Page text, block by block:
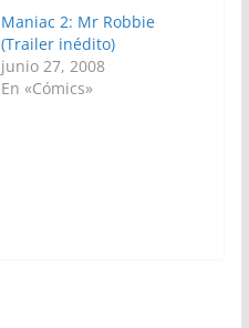
Maniac 2: Mr Robbie
(Trailer inédito)
junio 27, 2008
En «Cómics»